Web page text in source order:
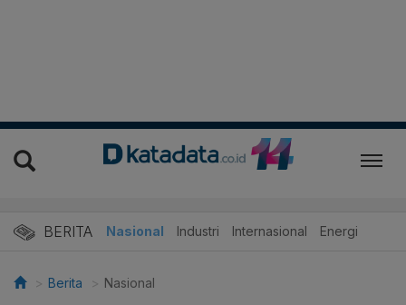
BERITA Nasional Industri Internasional Energi
Berita Nasional